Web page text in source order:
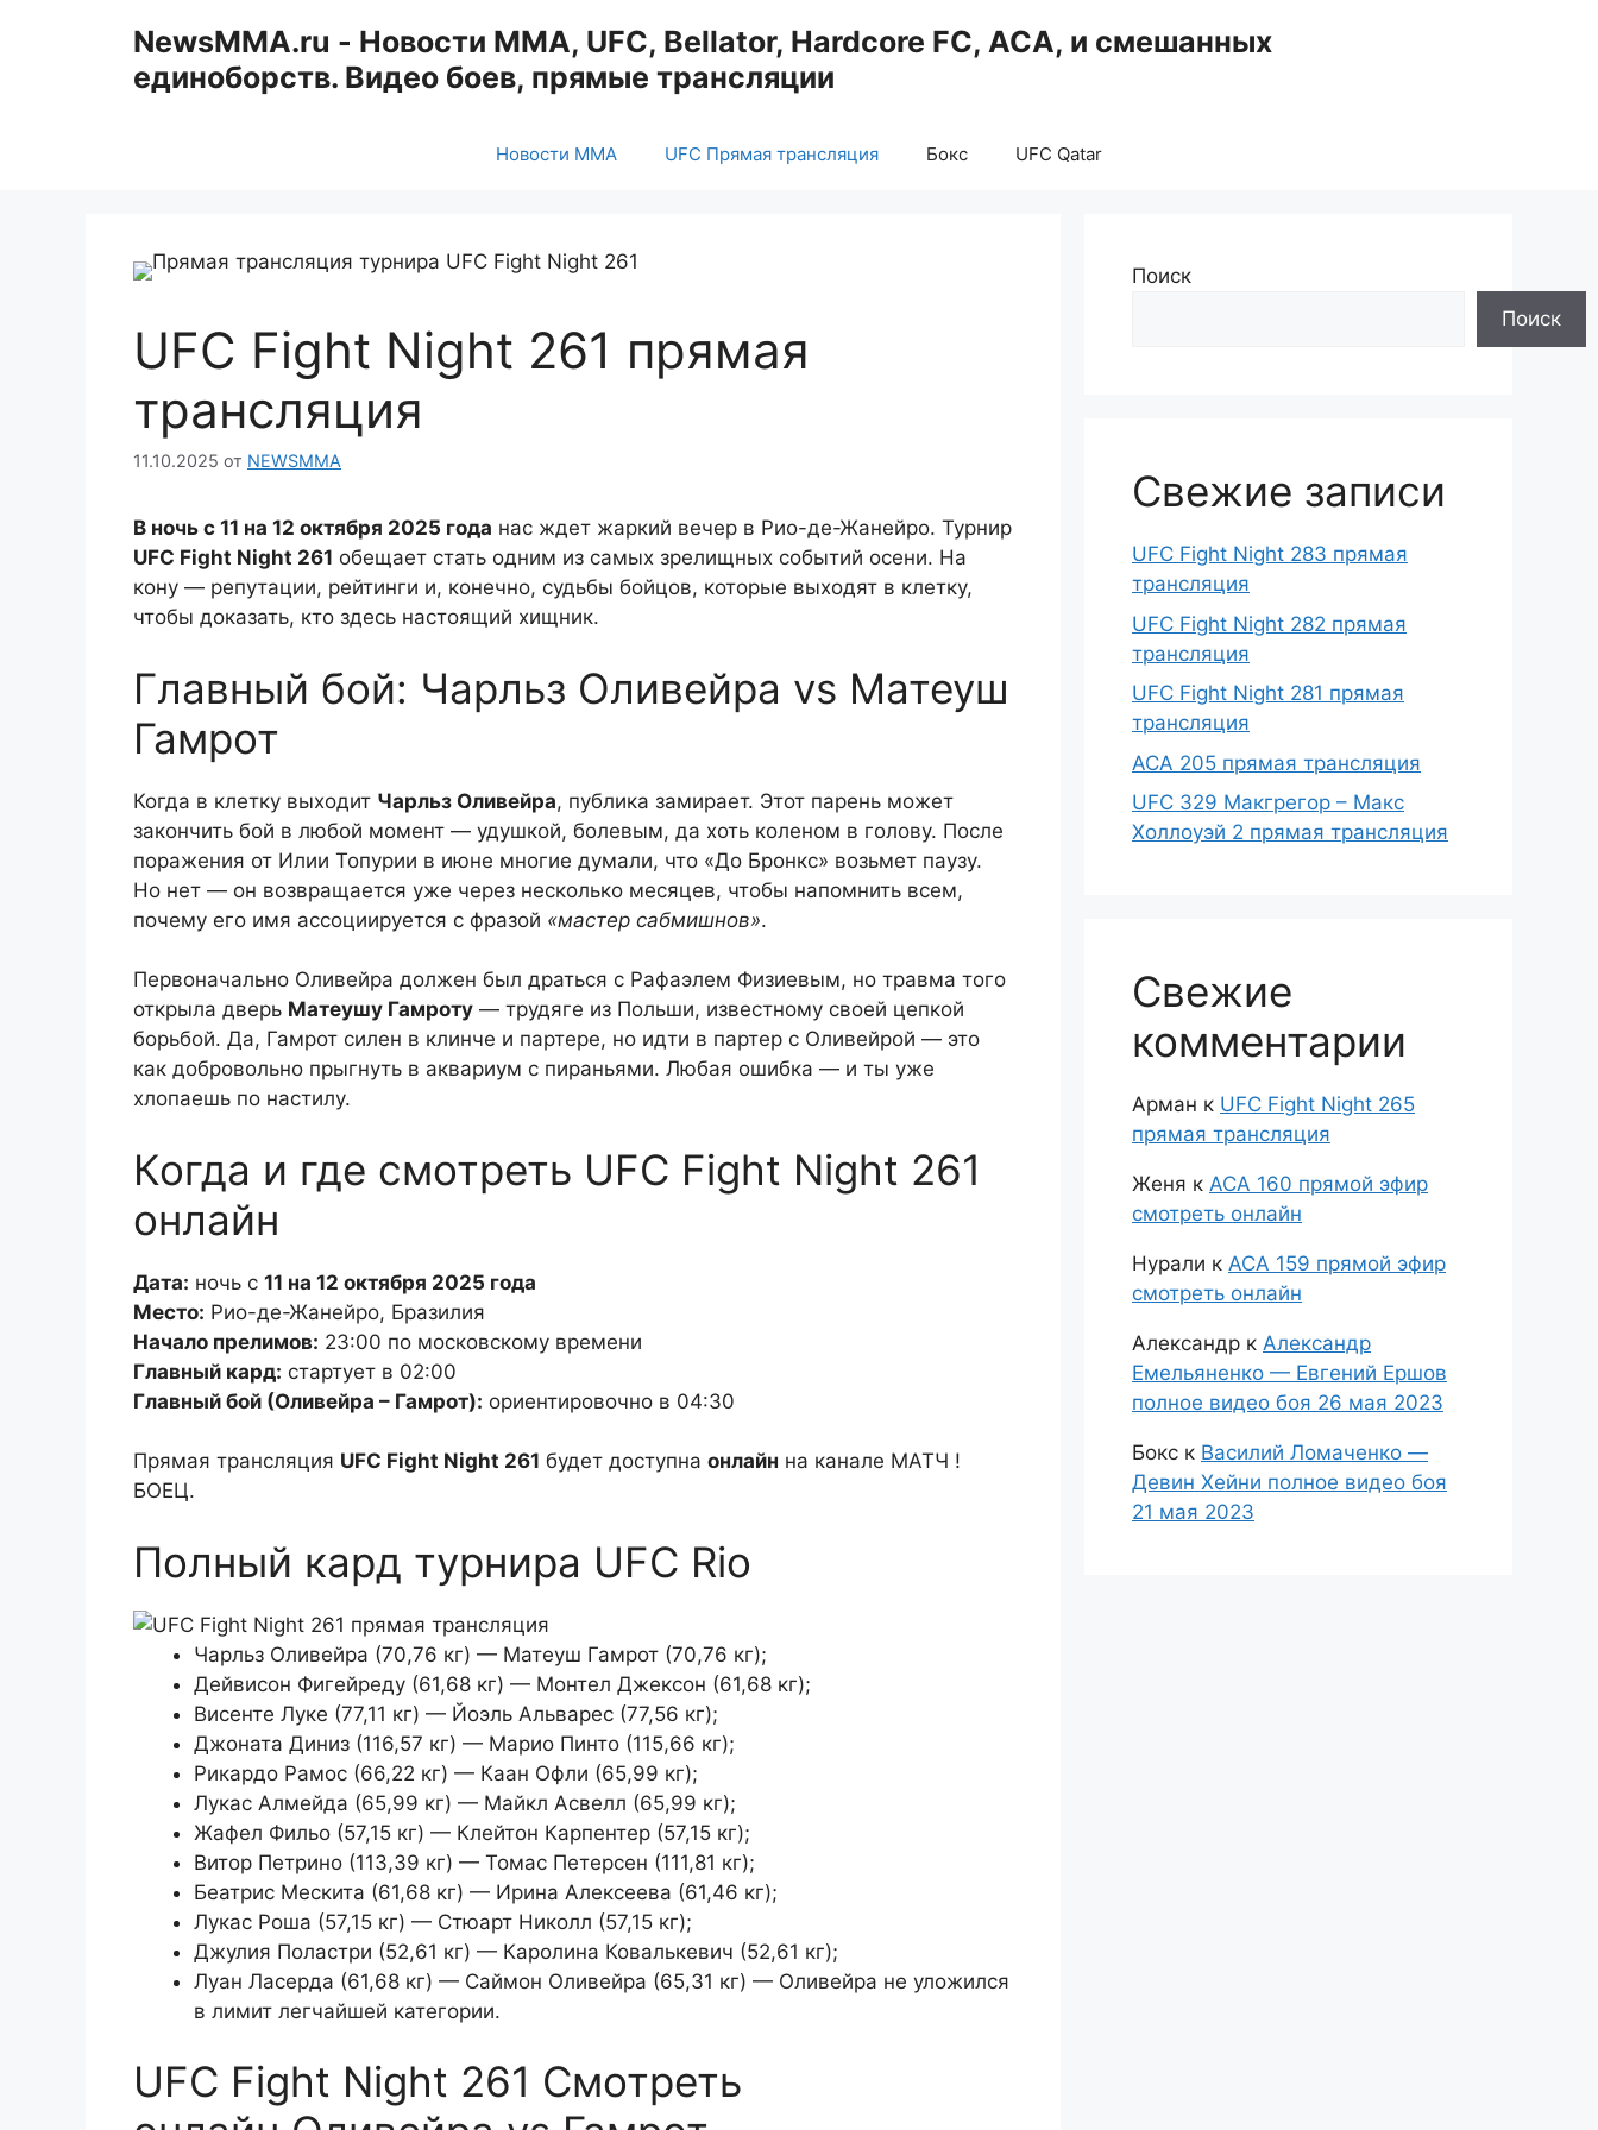
содержимому
NewsMMA.ru - Новости ММА, UFC, Bellator, Hardcore FC, ACA, и смешанных
единоборств. Видео боев, прямые трансляции
Новости ММА UFC Прямая трансляция Бокс UFC Qatar
UFC Fight Night 261 прямая
трансляция
11.10.2025 от NEWSMMA
В ночь с 11 на 12 октября 2025 года нас ждет жаркий вечер в Рио-де-Жанейро. Турнир
UFC Fight Night 261 обещает стать одним из самых зрелищных событий осени. На
кону — репутации, рейтинги и, конечно, судьбы бойцов, которые выходят в клетку,
чтобы доказать, кто здесь настоящий хищник.
Главный бой: Чарльз Оливейра vs Матеуш
Гамрот
Когда в клетку выходит Чарльз Оливейра, публика замирает. Этот парень может
закончить бой в любой момент — удушкой, болевым, да хоть коленом в голову. После
поражения от Илии Топурии в июне многие думали, что «До Бронкс» возьмет паузу.
Но нет — он возвращается уже через несколько месяцев, чтобы напомнить всем,
почему его имя ассоциируется с фразой «мастер сабмишнов».
Первоначально Оливейра должен был драться с Рафаэлем Физиевым, но травма того
открыла дверь Матеушу Гамроту — трудяге из Польши, известному своей цепкой
борьбой. Да, Гамрот силен в клинче и партере, но идти в партер с Оливейрой — это
как добровольно прыгнуть в аквариум с пираньями. Любая ошибка — и ты уже
хлопаешь по настилу.
Когда и где смотреть UFC Fight Night 261
онлайн
Дата: ночь с 11 на 12 октября 2025 года
Место: Рио-де-Жанейро, Бразилия
Начало прелимов: 23:00 по московскому времени
Главный кард: стартует в 02:00
Главный бой (Оливейра – Гамрот): ориентировочно в 04:30
Прямая трансляция UFC Fight Night 261 будет доступна онлайн на канале МАТЧ !
БОЕЦ.
Полный кард турнира UFC Rio
Чарльз Оливейра (70,76 кг) — Матеуш Гамрот (70,76 кг);
Дейвисон Фигейреду (61,68 кг) — Монтел Джексон (61,68 кг);
Висенте Луке (77,11 кг) — Йоэль Альварес (77,56 кг);
Джоната Диниз (116,57 кг) — Марио Пинто (115,66 кг);
Рикардо Рамос (66,22 кг) — Каан Офли (65,99 кг);
Лукас Алмейда (65,99 кг) — Майкл Асвелл (65,99 кг);
Жафел Фильо (57,15 кг) — Клейтон Карпентер (57,15 кг);
Витор Петрино (113,39 кг) — Томас Петерсен (111,81 кг);
Беатрис Мескита (61,68 кг) — Ирина Алексеева (61,46 кг);
Лукас Роша (57,15 кг) — Стюарт Николл (57,15 кг);
Джулия Поластри (52,61 кг) — Каролина Ковалькевич (52,61 кг);
Луан Ласерда (61,68 кг) — Саймон Оливейра (65,31 кг) — Оливейра не уложился
в лимит легчайшей категории.
UFC Fight Night 261 Смотреть
Поиск
Поиск
Свежие записи
UFC Fight Night 283 прямая
трансляция
UFC Fight Night 282 прямая
трансляция
UFC Fight Night 281 прямая
трансляция
ACA 205 прямая трансляция
UFC 329 Макгрегор – Макс
Холлоуэй 2 прямая трансляция
Свежие
комментарии
Арман к UFC Fight Night 265
прямая трансляция
Женя к АСА 160 прямой эфир
смотреть онлайн
Нурали к АСА 159 прямой эфир
смотреть онлайн
Александр к Александр
Емельяненко — Евгений Ершов
полное видео боя 26 мая 2023
Бокс к Василий Ломаченко —
Девин Хейни полное видео боя
21 мая 2023